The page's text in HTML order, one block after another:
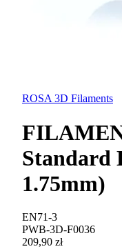
ROSA 3D Filaments
Standard
1.75mm)
EN71-3
PWB-3D-F0036
209,90 zł